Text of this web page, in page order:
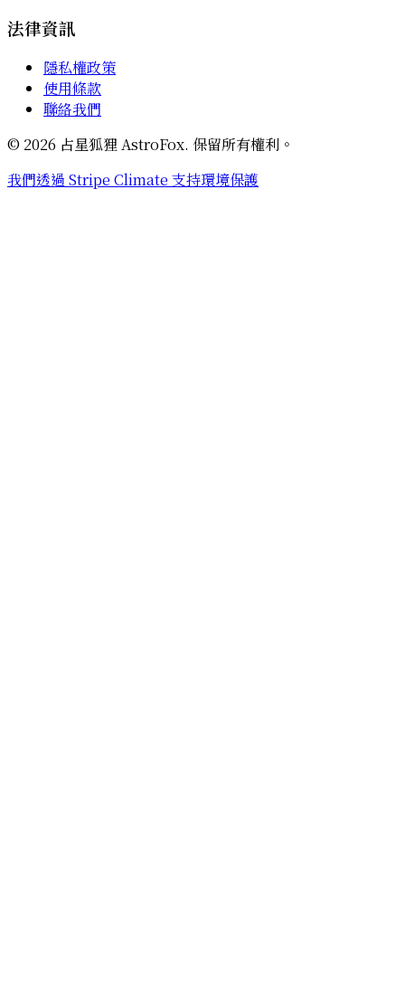
法律資訊
隱私權政策
使用條款
聯絡我們
© 2026 占星狐狸 AstroFox. 保留所有權利。
我們透過 Stripe Climate 支持環境保護